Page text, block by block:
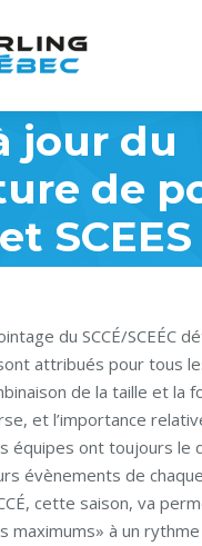
jour du
de
SCEES
du SCCÉ/SCEÉC
attribués pour tous
de la taille et la
et l’importance
équipes ont toujours le
évènements de
cette saison, va
maximums» à un